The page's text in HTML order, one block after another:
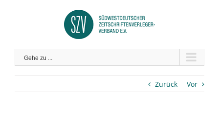
Gehe zu ...
Zurück Vor